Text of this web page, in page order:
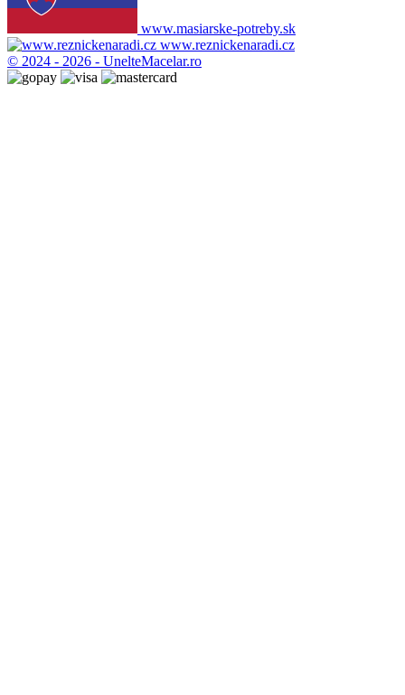
www.masiarske-potreby.sk
www.reznickenaradi.cz
© 2024 - 2026 - UnelteMacelar.ro